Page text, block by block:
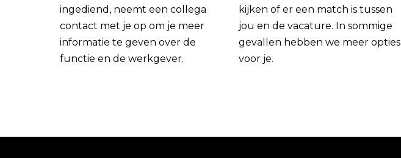
ingediend, neemt een collega
contact met je op om je meer
informatie te geven over de
functie en de werkgever.
kijken of er een match is tussen
jou en de vacature. In sommige
gevallen hebben we meer opties
voor je.